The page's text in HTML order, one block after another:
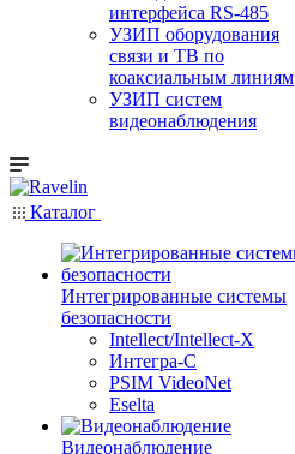
интерфейса RS-485
УЗИП оборудования
связи и ТВ по
коаксиальным линиям
УЗИП систем
видеонаблюдения
Каталог
Интегрированные системы
безопасности
Intellect/Intellect-X
Интегра-С
PSIM VideoNet
Eselta
Видеонаблюдение